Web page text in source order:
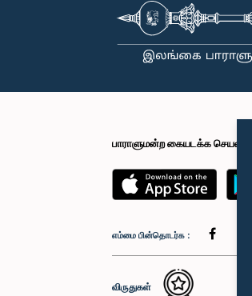
பாராளுமன்ற கையடக்க செயலி
எம்மை பின்தொடர்க :
விருதுகள்